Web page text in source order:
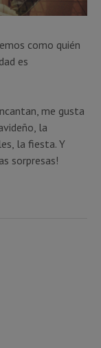
como quién
es
me gusta
la
la fiesta. Y
sorpresas!